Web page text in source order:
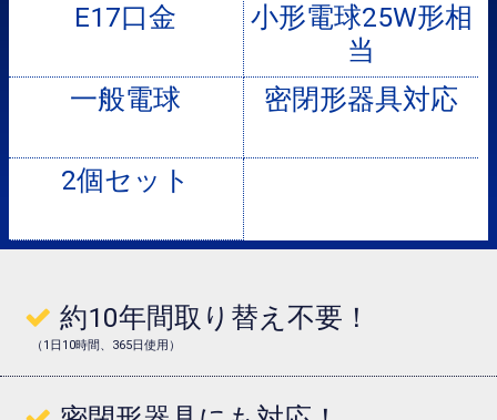
小形電球25W形相
当
一般電球
密閉形器具対応
2個セット
約10年間取り替え不要！
（1日10時間、365日使用）